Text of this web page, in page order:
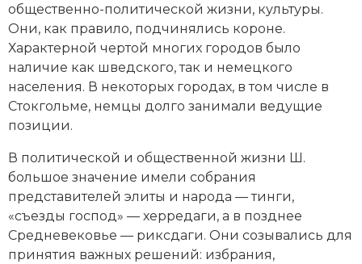
общественно-политической жизни, культуры.
Они, как правило, подчинялись короне.
Характерной чертой многих городов было
наличие как шведского, так и немецкого
населения. В некоторых городах, в том числе в
Стокгольме, немцы долго занимали ведущие
позиции.
В политической и общественной жизни Ш.
большое значение имели собрания
представителей элиты и народа — тинги,
«съезды господ» — херредаги, а в позднее
Средневековье — риксдаги. Они созывались для
принятия важных решений: избрания,